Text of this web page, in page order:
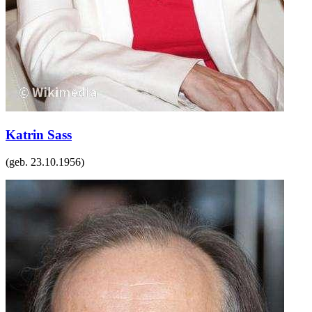
Katrin Sass
(geb. 23.10.1956)